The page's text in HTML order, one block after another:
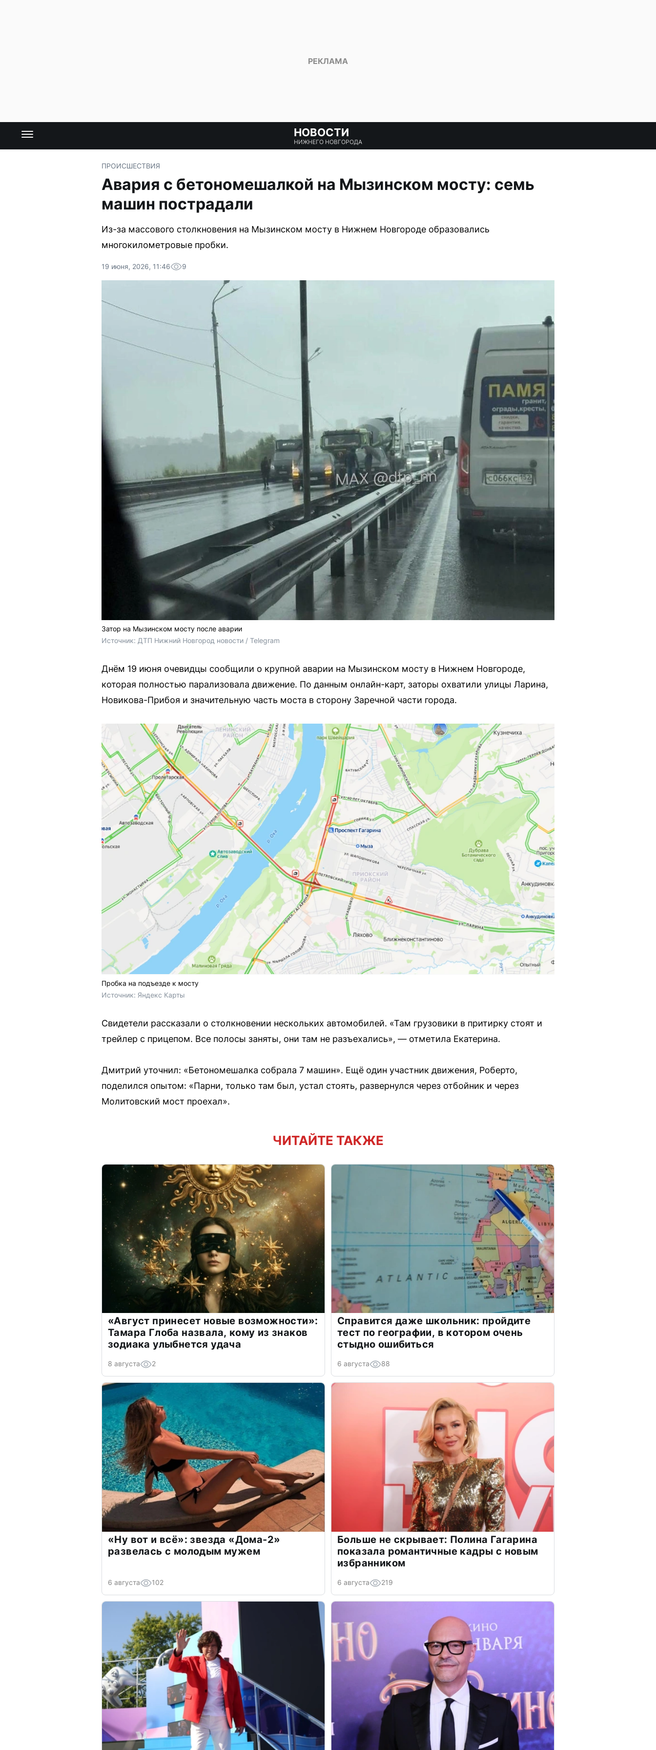
НОВОСТИ
НИЖНЕГО НОВГОРОДА
ПРОИСШЕСТВИЯ
Авария с бетономешалкой на Мызинском мосту: семь
машин пострадали
Из-за массового столкновения на Мызинском мосту в Нижнем Новгороде образовались
многокилометровые пробки.
19 июня, 2026, 11:46 9
Затор на Мызинском мосту после аварии
Источник: ДТП Нижний Новгород новости / Telegram
Днём 19 июня очевидцы сообщили о крупной аварии на Мызинском мосту в Нижнем Новгороде,
которая полностью парализовала движение. По данным онлайн-карт, заторы охватили улицы Ларина,
Новикова-Прибоя и значительную часть моста в сторону Заречной части города.
Пробка на подъезде к мосту
Источник: Яндекс Карты
Свидетели рассказали о столкновении нескольких автомобилей. «Там грузовики в притирку стоят и
трейлер с прицепом. Все полосы заняты, они там не разъехались», — отметила Екатерина.
Дмитрий уточнил: «Бетономешалка собрала 7 машин». Ещё один участник движения, Роберто,
поделился опытом: «Парни, только там был, устал стоять, развернулся через отбойник и через
Молитовский мост проехал».
ЧИТАЙТЕ ТАКЖЕ
«Август принесет новые возможности»:
Тамара Глоба назвала, кому из знаков
зодиака улыбнется удача
8 августа 2
Справится даже школьник: пройдите
тест по географии, в котором очень
стыдно ошибиться
6 августа 88
«Ну вот и всё»: звезда «Дома-2»
развелась с молодым мужем
6 августа 102
Больше не скрывает: Полина Гагарина
показала романтичные кадры с новым
избранником
6 августа 219